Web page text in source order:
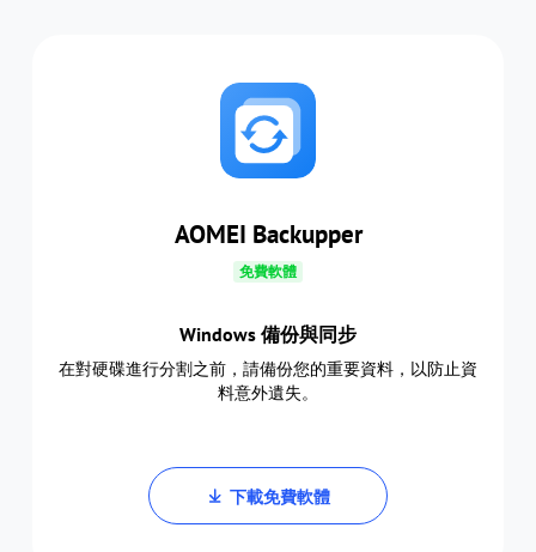
AOMEI Backupper
免費軟體
Windows 備份與同步
在對硬碟進行分割之前，請備份您的重要資料，以防止資
料意外遺失。
下載免費軟體